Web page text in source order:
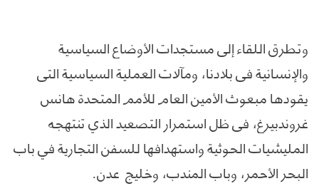
وتطرق اللقاء إلى مستجدات الأوضاع السياسية
والإنسانية في بلادنا، ومآلات العملية السياسية التي
يقودها مبعوث الأمين العام للأمم المتحدة هانس
غروندبيرغ، في ظل استمرار التصعيد الذي تنتهجه
المليشيات الحوثية واستهدافها للسفن التجارية في باب
البحر الأحمر، وباب المندب، وخليج عدن.